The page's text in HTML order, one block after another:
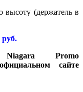
высоту (держатель в
руб.
Promo
сайте